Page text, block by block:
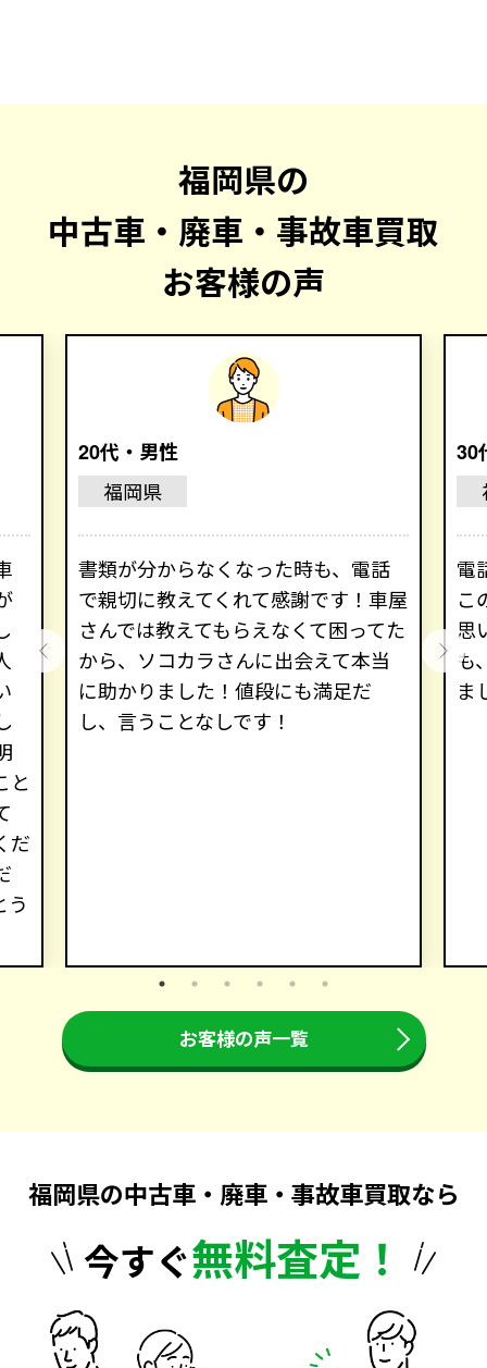
福岡県の
中古車・廃車・事故車買取
お客様の声
と
だ
う
20代・男性
福岡県
書類が分からなくなった時も、電話
で親切に教えてくれて感謝です！車屋
さんでは教えてもらえなくて困ってた
から、ソコカラさんに出会えて本当
に助かりました！値段にも満足だ
し、言うことなしです！
30
電
こ
思
も
ま
お客様の声一覧
福岡県の中古車・廃車・事故車買取なら
今すぐ無料査定！